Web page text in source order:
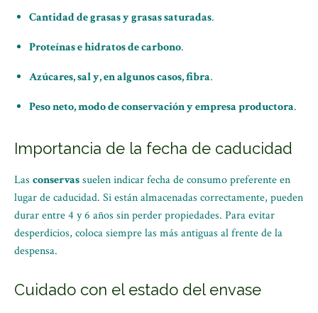
Cantidad de grasas y grasas saturadas.
Proteínas e hidratos de carbono.
Azúcares, sal y, en algunos casos, fibra.
Peso neto, modo de conservación y empresa productora.
Importancia de la fecha de caducidad
Las conservassuelen indicar fecha de consumo preferente en
lugar de caducidad. Si están almacenadas correctamente, pueden
durar entre 4 y 6 años sin perder propiedades. Para evitar
desperdicios, coloca siempre las más antiguas al frente de la
despensa.
Cuidado con el estado del envase